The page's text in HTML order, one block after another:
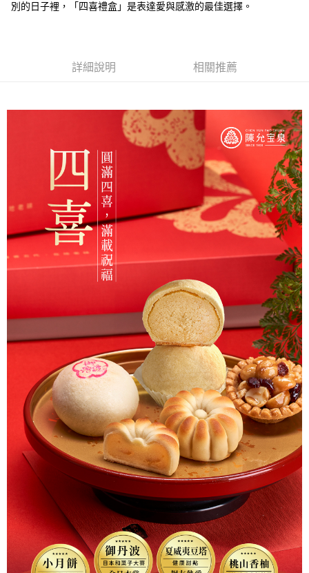
別的日子裡，「四喜禮盒」是表達愛與感激的最佳選擇。
詳細說明 相關推薦